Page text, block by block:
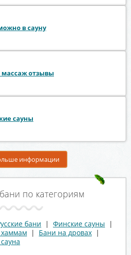
в сауну
массаж отзывы
сауны
информации
по категориям
бани | Финские сауны |
| Бани на дровах |